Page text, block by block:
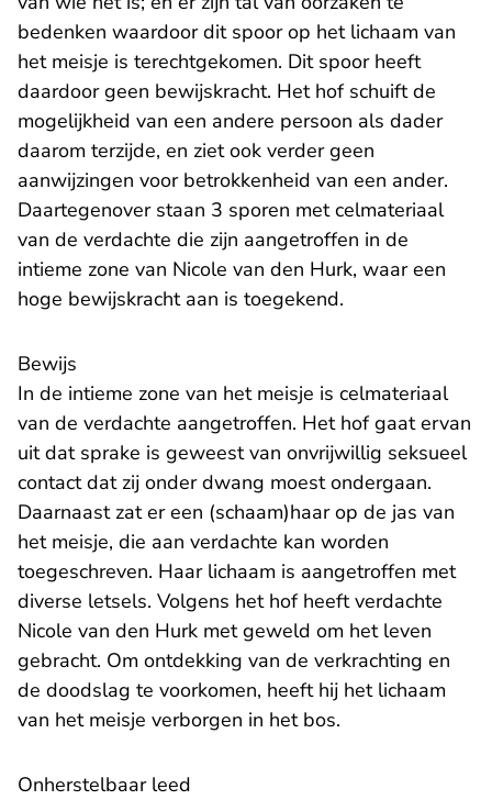
bedenken waardoor dit spoor op het lichaam van
het meisje is terechtgekomen. Dit spoor heeft
daardoor geen bewijskracht. Het hof schuift de
mogelijkheid van een andere persoon als dader
daarom terzijde, en ziet ook verder geen
aanwijzingen voor betrokkenheid van een ander.
Daartegenover staan 3 sporen met celmateriaal
van de verdachte die zijn aangetroffen in de
intieme zone van Nicole van den Hurk, waar een
hoge bewijskracht aan is toegekend.
Bewijs
In de intieme zone van het meisje is celmateriaal
van de verdachte aangetroffen. Het hof gaat ervan
uit dat sprake is geweest van onvrijwillig seksueel
contact dat zij onder dwang moest ondergaan.
Daarnaast zat er een (schaam)haar op de jas van
het meisje, die aan verdachte kan worden
toegeschreven. Haar lichaam is aangetroffen met
diverse letsels. Volgens het hof heeft verdachte
Nicole van den Hurk met geweld om het leven
gebracht. Om ontdekking van de verkrachting en
de doodslag te voorkomen, heeft hij het lichaam
van het meisje verborgen in het bos.
Onherstelbaar leed